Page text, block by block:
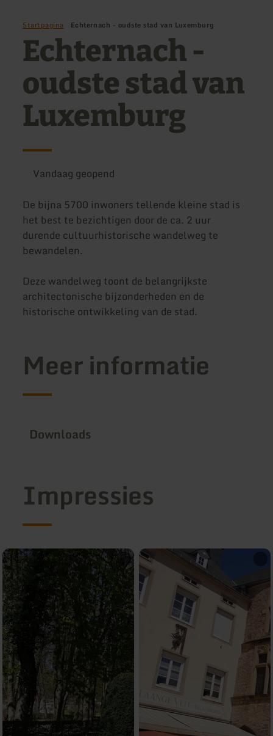
Startpagina Echternach - oudste stad van Luxemburg
Echternach -
oudste stad van
Luxemburg
Vandaag geopend
De bijna 5700 inwoners tellende kleine stad is
het best te bezichtigen door de ca. 2 uur
durende cultuurhistorische wandelweg te
bewandelen.
Deze wandelweg toont de belangrijkste
architectonische bijzonderheden en de
historische ontwikkeling van de stad.
Meer informatie
Downloads
Impressies